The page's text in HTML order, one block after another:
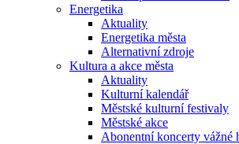
Energetika
Aktuality
Energetika města
Alternativní zdroje
Kultura a akce města
Aktuality
Kulturní kalendář
Městské kulturní festivaly
Městské akce
Abonentní koncerty vážné